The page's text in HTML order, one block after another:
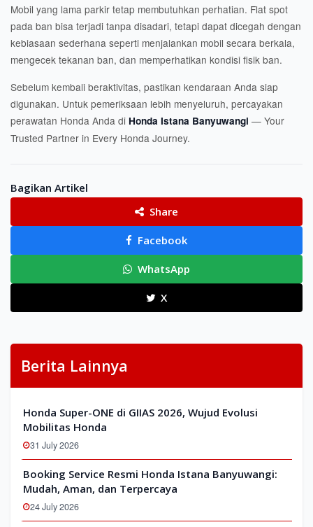
Mobil yang lama parkir tetap membutuhkan perhatian. Flat spot
pada ban bisa terjadi tanpa disadari, tetapi dapat dicegah dengan
kebiasaan sederhana seperti menjalankan mobil secara berkala,
mengecek tekanan ban, dan memperhatikan kondisi fisik ban.
Sebelum kembali beraktivitas, pastikan kendaraan Anda siap
digunakan. Untuk pemeriksaan lebih menyeluruh, percayakan
perawatan Honda Anda di Honda Istana Banyuwangi — Your
Trusted Partner in Every Honda Journey.
Bagikan Artikel
Share
Facebook
WhatsApp
X
Berita Lainnya
Honda Super-ONE di GIIAS 2026, Wujud Evolusi
Mobilitas Honda
31 July 2026
Booking Service Resmi Honda Istana Banyuwangi:
Mudah, Aman, dan Terpercaya
24 July 2026